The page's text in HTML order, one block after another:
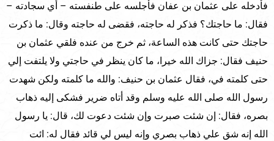
فأدخله على عثمان بن عفان فأجلسه على طنفسته – أي سجادته –
فقال: ما حاجتك؟ فذكر له حاجته، فقضى له حاجته وقال: ما ذكرت
حاجتك حتى كانت هذه الساعة، ثم خرج من عنده فلقي عثمان بن
حنيف فقال: جزاك الله خيرا، ما كان ينظر في حاجتي ولا يلتفت إلي
حتى كلمته في، فقال عثمان بن حنيف: والله ما كلمته ولكن شهدت
رسول الله صلى الله عليه وسلم وقد أتاه ضرير فشكى إليه ذهاب
بصره، فقال: إن شئت صبرت وإن شئت دعوت لك، قال: يا رسول
الله إنه شق علي ذهاب بصري وإنه ليس لي قائد فقال له: ائت